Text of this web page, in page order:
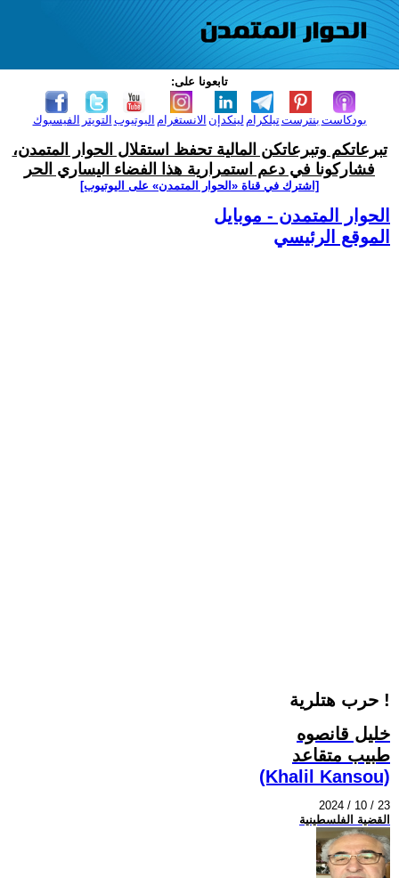
تابعونا على:
الفيسبوك التويتر اليوتيوب الانستغرام لينكدإن تيلكرامبنترست بودكاست
تبرعاتكم وتبرعاتكن المالية تحفظ استقلال الحوار المتمدن،
فشاركونا في دعم استمرارية هذا الفضاء اليساري الحر
[اشترك في قناة ‫«الحوار المتمدن» على اليوتيوب]
الحوار المتمدن - موبايل
الموقع الرئيسي
حرب هتلرية !
خليل قانصوه
طبيب متقاعد
(Khalil Kansou)
2024 / 10 / 23
القضية الفلسطينية